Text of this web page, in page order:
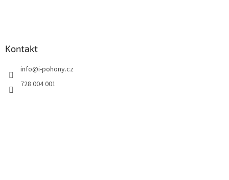
Kontakt
info@i-pohony.cz
728 004 001